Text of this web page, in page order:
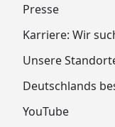
Presse
Karriere: Wir
Unsere
Deutschlands
YouTube